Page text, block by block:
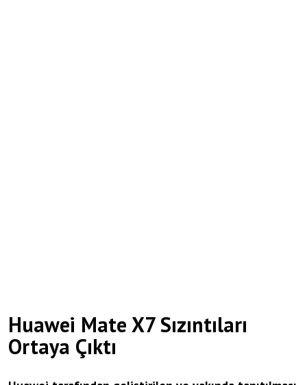
Huawei Mate X7 Sızıntıları
Ortaya Çıktı